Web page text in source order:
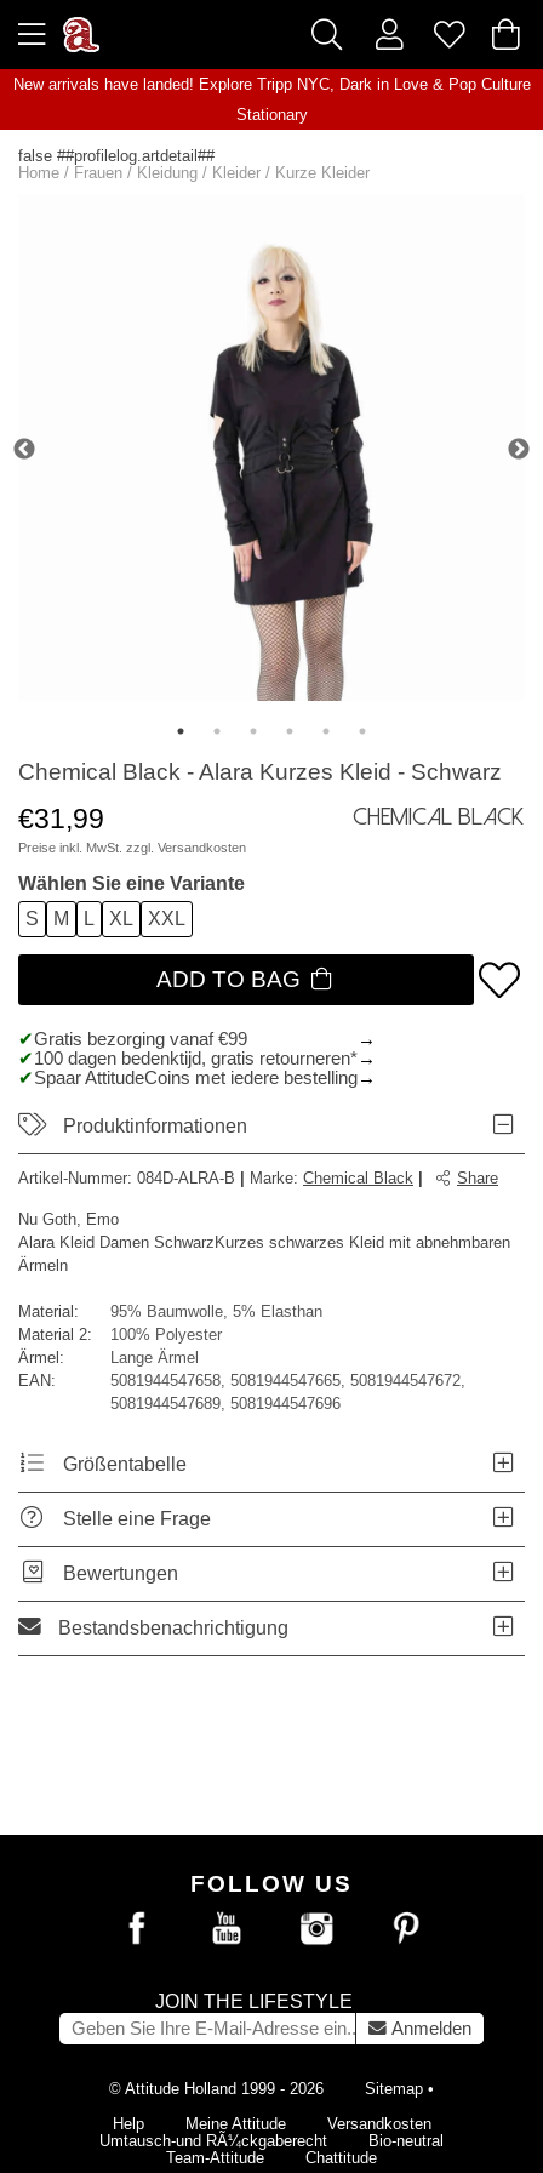
New arrivals have landed! Explore Tripp NYC, Dark in Love& Pop Culture
Stationary
false ##profilelog.artdetail##
Home / Frauen / Kleidung / Kleider / Kurze Kleider
Chemical Black - Alara Kurzes Kleid - Schwarz
€31,99
Preise inkl. MwSt. zzgl. Versandkosten
Chemical Black
Wählen Sie eine Variante
S
M L XL XXL
ADD TO BAG
Gratis bezorging vanaf €99
100 dagen bedenktijd, gratis retourneren*
Spaar AttitudeCoins met iedere bestelling
Produktinformationen
Artikel-Nummer: 084D-ALRA-B Marke: Chemical Black Share
Nu Goth, Emo
Alara Kleid Damen SchwarzKurzes schwarzes Kleid mit abnehmbaren
Ärmeln
Material:
95% Baumwolle, 5% Elasthan
Material 2:
100% Polyester
Ärmel:
Lange Ärmel
EAN:
5081944547658, 5081944547665, 5081944547672,
5081944547689, 5081944547696
Größentabelle
Stelle eine Frage
Bewertungen
Bestandsbenachrichtigung
FOLLOW US
JOIN THE LIFESTYLE
Anmelden
© Attitude Holland 1999 - 2026 Sitemap •
Help
Meine Attitude
Versandkosten
Umtausch-und RÃ¼ckgaberecht
Bio-neutral
Team-Attitude
Chattitude